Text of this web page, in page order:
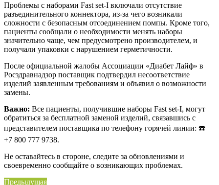
Проблемы с наборами Fast set-I включали отсутствие
разъединительного коннектора, из-за чего возникали
сложности с безопасным отсоединением помпы. Кроме того,
пациенты сообщали о необходимости менять наборы
значительно чаще, чем предусмотрено производителем, и
получали упаковки с нарушением герметичности.
После официальной жалобы Ассоциации «Диабет Лайф» в
Росздравнадзор поставщик подтвердил несоответствие
изделий заявленным требованиям и объявил о возможности
замены.
Важно: Все пациенты, получившие наборы Fast set-I, могут
обратиться за бесплатной заменой изделий, связавшись с
представителем поставщика по телефону горячей линии: ☎️
+7 800 777 9738.
Не оставайтесь в стороне, следите за обновлениями и
своевременно сообщайте о возникающих проблемах.
ПредыдущаяПредыдущая